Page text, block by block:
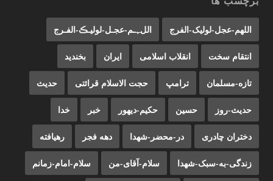
اللهم-عجل-لولیک-الفرج اللﮩـم-عجـل-لولیـڪ-الفـرج
انتقام سخت انقلاب اسلامی ایران بخندید
تازه-مسلمان ترامپ حجت الاسلام قرائتی حدیث
حدیث-روز حسین حکیم-دیهور خبر خدا
دختران چادری در-محضر-شهدا دهه فجر رهیافته
زندگی-به-سبک-شهدا سلام-آقای-من سلام-امام-زمانم